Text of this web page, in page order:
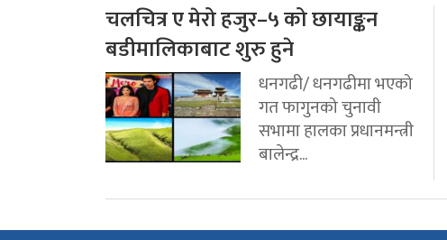
चलचित्र ए मेरो हजुर–५ को छायाङ्कन
बडीमालिकाबाट शुरु हुने
धनगढी/ धनगढीमा भएको
गत फागुनको चुनावी
सभामा हालका प्रधानमन्त्री
बालेन्द्र...